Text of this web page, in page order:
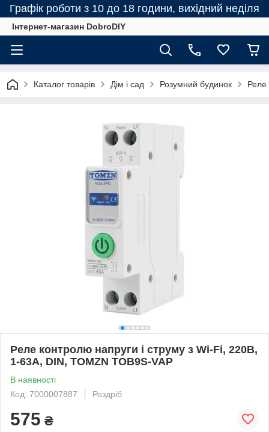
Графік роботи з 10 до 18 години, вихідний неділя
Інтернет-магазин DobroDIY
Каталог товарів Дім і сад Розумний будинок Реле
Реле контролю напруги і струму з Wi-Fi, 220В,
1-63А, DIN, TOMZN TOB9S-VAP
В наявності
Код: 7000007887
Роздріб
575 ₴